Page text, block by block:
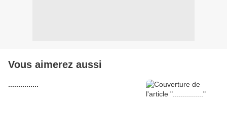
Vous aimerez aussi
...............